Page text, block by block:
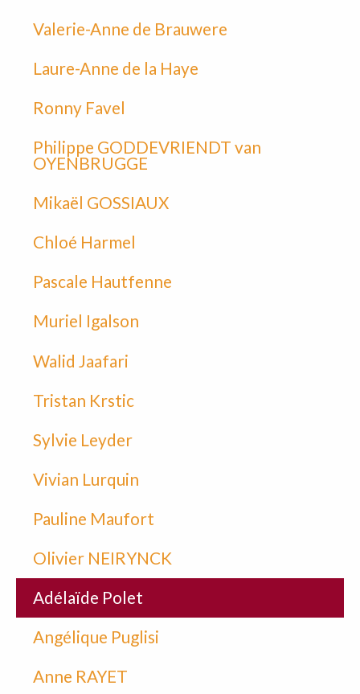
Valerie-Anne de Brauwere
Laure-Anne de la Haye
Ronny Favel
Philippe GODDEVRIENDT van
OYENBRUGGE
Mikaël GOSSIAUX
Chloé Harmel
Pascale Hautfenne
Muriel Igalson
Walid Jaafari
Tristan Krstic
Sylvie Leyder
Vivian Lurquin
Pauline Maufort
Olivier NEIRYNCK
Adélaïde Polet
Angélique Puglisi
Anne RAYET